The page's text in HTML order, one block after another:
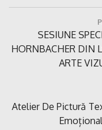
articolePrevious
Post:
SESIUNE
HORNBACHER DIN
ARTE
Next
Atelier De Pictură